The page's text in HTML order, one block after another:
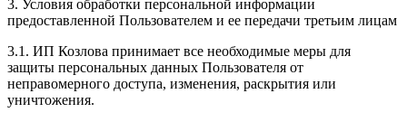
3. Условия обработки персональной информации
предоставленной Пользователем и ее передачи третьим лицам
3.1. ИП Козлова принимает все необходимые меры для
защиты персональных данных Пользователя от
неправомерного доступа, изменения, раскрытия или
уничтожения.